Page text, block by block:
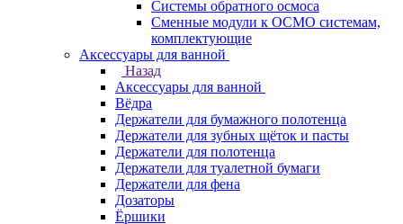
Системы обратного осмоса
Сменные модули к ОСМО системам,
комплектующие
Аксессуары для ванной
Назад
Аксессуары для ванной
Вёдра
Держатели для бумажного полотенца
Держатели для зубных щёток и пасты
Держатели для полотенца
Держатели для туалетной бумаги
Держатели для фена
Дозаторы
Ёршики